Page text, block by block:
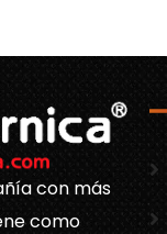
con más
como